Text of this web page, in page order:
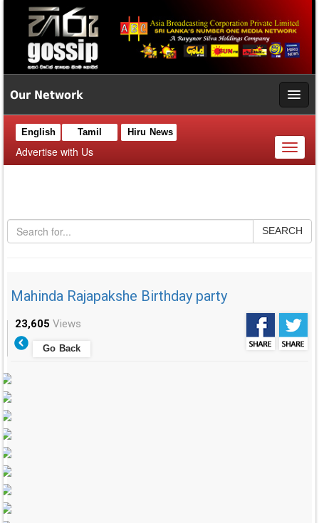
Our Network
English Tamil Hiru News
Advertise with Us
Toggle
SEARCH
Mahinda Rajapakshe Birthday party
23,605 Views
Go Back